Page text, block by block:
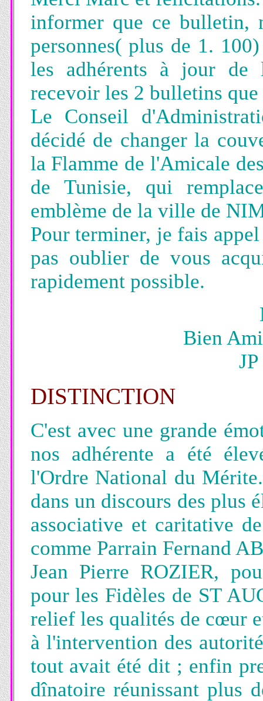
informer que ce bulletin,
personnes( plus de 1.
les adhérents à jour de
recevoir les 2 bulletins
Le Conseil
décidé de changer la
la Flamme de l'Amicale
de Tunisie, qui
emblème de la ville de
Pour terminer, je fais
pas oublier de vous
rapidement possible.
Bien
DISTINCTION
C'est avec une grande
nos adhérente a été
l'Ordre National du
dans un discours des plus
associative et caritative
comme Parrain Fernand
Jean Pierre ROZIER,
pour les Fidèles de ST
relief les qualités de cœur
à l'intervention des
tout avait été dit ; enfin
dînatoire réunissant plus